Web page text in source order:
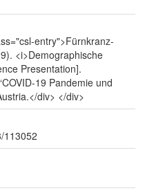
entry">Fürnkranz-
<i>Demographische
Presentation].
19 Pandemie und
div> </div>
113052